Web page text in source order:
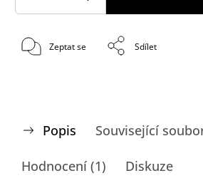
Zeptat se Sdílet
Popis Související
Hodnocení (1) Diskuze